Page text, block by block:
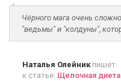
Чёрного мага очень
"ведьмы" и "колдуны",
Наталья Олейникпишет
к статье: Щелочная